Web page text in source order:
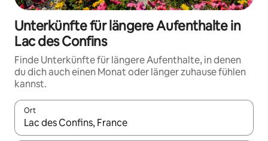
Unterkünfte für längere Aufenthalte in
Lac des Confins
Finde Unterkünfte für längere Aufenthalte, in denen
du dich auch einen Monat oder länger zuhause fühlen
kannst.
Ort
Wenn Ergebnisse verfügbar sind, navigiere mit den